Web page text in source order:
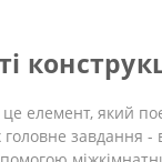
елемент, який
головне завдання -